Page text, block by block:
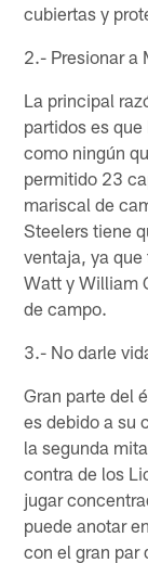
cubiertas y
2.- Presionar a
La principal
partidos es
como ningún
permitido 23
mariscal de
Steelers tiene
ventaja, ya que
Watt y William
de campo.
3.- No darle
Gran parte del
es debido a su
la segunda
contra de los
jugar
puede anotar
con el gran par